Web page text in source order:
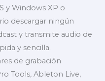
y Windows XP o
descargar ningún
y transmite audio de
y sencilla.
de grabación
Tools, Ableton Live,